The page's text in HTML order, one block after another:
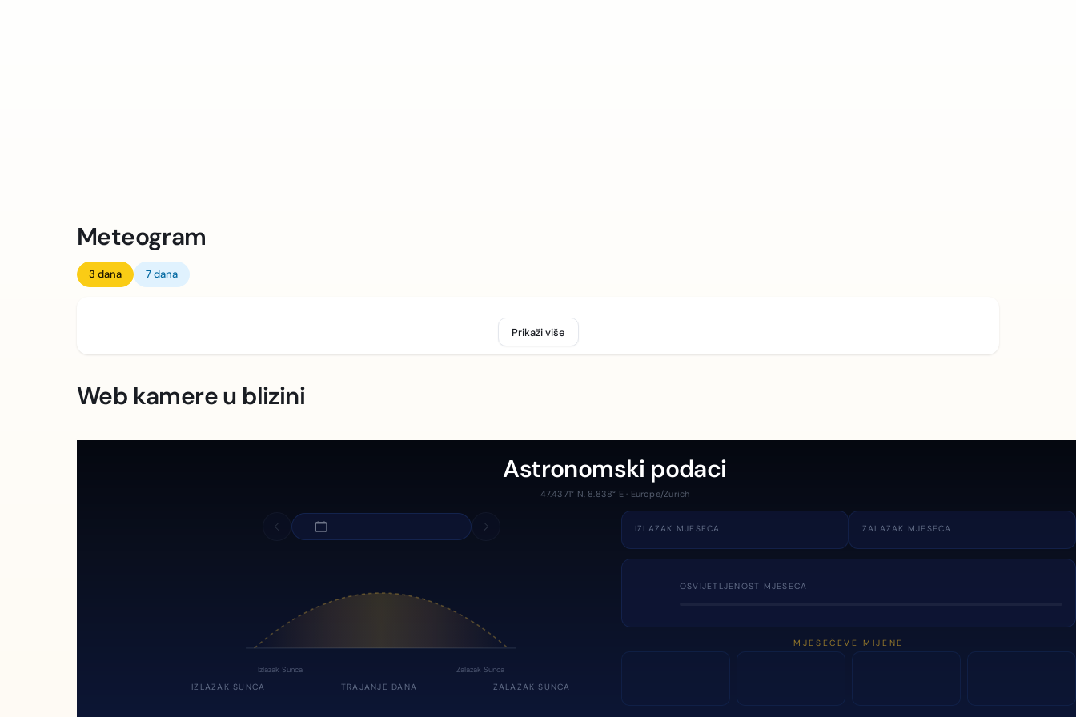
Meteogram
3 dana 7 dana
Prikaži više
Web kamere u blizini
Astronomski podaci
47.4371° N, 8.838° E · Europe/Zurich
Izlazak Sunca Zalazak Sunca
IZLAZAK SUNCA TRAJANJE DANA ZALAZAK SUNCA
IZLAZAK MJESECA ZALAZAK MJESECA
OSVIJETLJENOST MJESECA
MJESEČEVE MIJENE